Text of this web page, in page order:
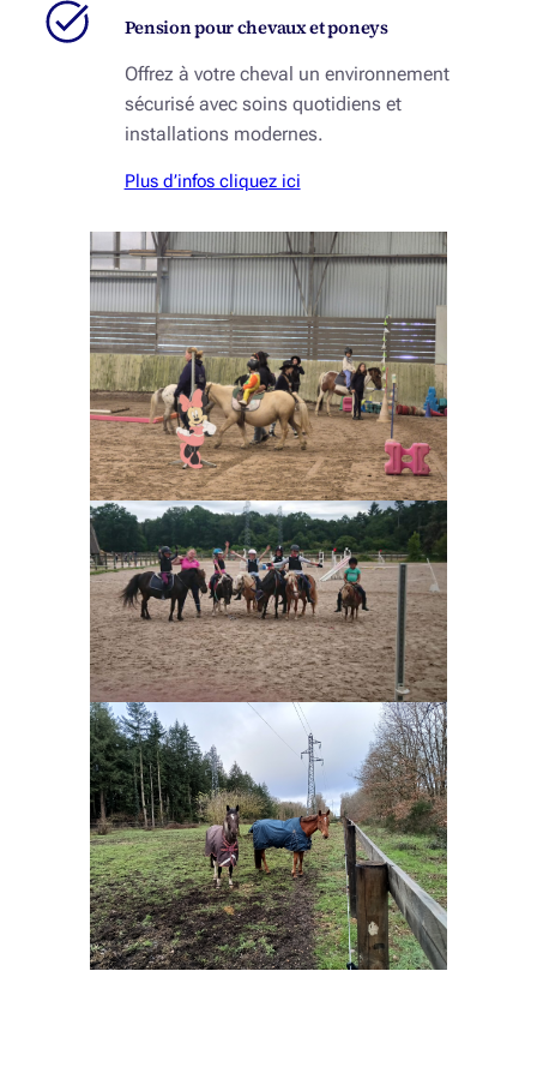
Pension pour chevaux et poneys
Offrez à votre cheval un environnement
sécurisé avec soins quotidiens et
installations modernes.
Plus d’infos cliquez ici